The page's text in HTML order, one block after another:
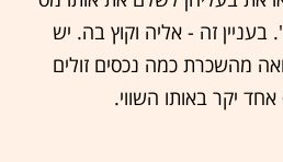
בעניין זה - אליה וקוץ בה. יש
מהשכרת כמה נכסים זולים
יקר באותו השווי.